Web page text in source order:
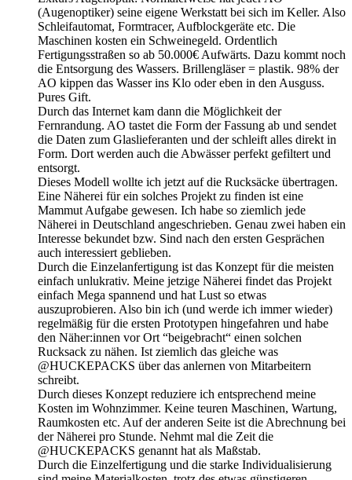
(Augenoptiker) seine eigene Werkstatt bei sich im Keller. Also
Schleifautomat, Formtracer, Aufblockgeräte etc. Die
Maschinen kosten ein Schweinegeld. Ordentlich
Fertigungsstraßen so ab 50.000€ Aufwärts. Dazu kommt noch
die Entsorgung des Wassers. Brillengläser = plastik. 98% der
AO kippen das Wasser ins Klo oder eben in den Ausguss.
Pures Gift.
Durch das Internet kam dann die Möglichkeit der
Fernrandung. AO tastet die Form der Fassung ab und sendet
die Daten zum Glaslieferanten und der schleift alles direkt in
Form. Dort werden auch die Abwässer perfekt gefiltert und
entsorgt.
Dieses Modell wollte ich jetzt auf die Rucksäcke übertragen.
Eine Näherei für ein solches Projekt zu finden ist eine
Mammut Aufgabe gewesen. Ich habe so ziemlich jede
Näherei in Deutschland angeschrieben. Genau zwei haben ein
Interesse bekundet bzw. Sind nach den ersten Gesprächen
auch interessiert geblieben.
Durch die Einzelanfertigung ist das Konzept für die meisten
einfach unlukrativ. Meine jetzige Näherei findet das Projekt
einfach Mega spannend und hat Lust so etwas
auszuprobieren. Also bin ich (und werde ich immer wieder)
regelmäßig für die ersten Prototypen hingefahren und habe
den Näher:innen vor Ort “beigebracht“ einen solchen
Rucksack zu nähen. Ist ziemlich das gleiche was
@HUCKEPACKS über das anlernen von Mitarbeitern
schreibt.
Durch dieses Konzept reduziere ich entsprechend meine
Kosten im Wohnzimmer. Keine teuren Maschinen, Wartung,
Raumkosten etc. Auf der anderen Seite ist die Abrechnung bei
der Näherei pro Stunde. Nehmt mal die Zeit die
@HUCKEPACKS genannt hat als Maßstab.
Durch die Einzelfertigung und die starke Individualisierung